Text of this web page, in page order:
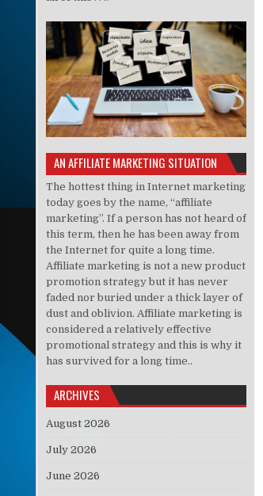
AN AFFILIATE MARKETING SITUATION
The hottest thing in Internet marketing
today goes by the name, “affiliate
marketing”. If a person has not heard of
this term, then he has been away from
the Internet for quite a long time.
Affiliate marketing is not a new product
promotion strategy but it has never
faded nor buried under a thick layer of
dust and oblivion. Affiliate marketing is
considered a relatively effective
promotional strategy and this is why it
has survived for a long time..
ARCHIVES
August 2026
July 2026
June 2026